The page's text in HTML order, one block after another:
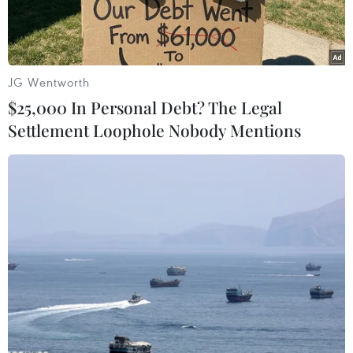
Chiều 31/3, tại Hà Nội, Thanh tra Chính phủ tổ
chức cuộc họp công bố Kết luận thanh tra số
528/KL-TTCP về thanh tra Dự án đầu tư xây
dựng mới cơ sở 2 của Bệnh viện Bạch Mai và Dự
JG Wentworth
$25,000 In Personal Debt? The Legal
Settlement Loophole Nobody Mentions